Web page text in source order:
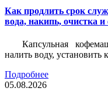
Как продлить срок
вода, накипь, очистка
Капсульная
налить воду, установить
Подробнее
05.08.2026